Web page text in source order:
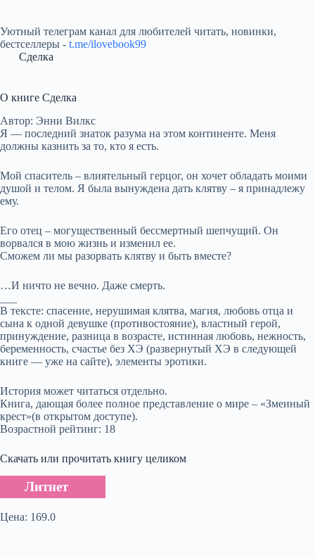
Уютный телеграм канал для любителей читать, новинки,
бестселлеры - t.me/ilovebook99
Сделка
О книге Сделка
Автор: Энни Вилкс
Я — последний знаток разума на этом континенте. Меня
должны казнить за то, кто я есть.
Мой спаситель – влиятельный герцог, он хочет обладать моими
душой и телом. Я была вынуждена дать клятву – я принадлежу
ему.
Его отец – могущественный бессмертный шепчущий. Он
ворвался в мою жизнь и изменил ее.
Сможем ли мы разорвать клятву и быть вместе?
…И ничто не вечно. Даже смерть.
В тексте: спасение, нерушимая клятва, магия, любовь отца и
сына к одной девушке (противостояние), властный герой,
принуждение, разница в возрасте, истинная любовь, нежность,
беременность, счастье без ХЭ (развернутый ХЭ в следующей
книге — уже на сайте), элементы эротики.
История может читаться отдельно.
Книга, дающая более полное представление о мире – «Змеиный
крест»(в открытом доступе).
Возрастной рейтинг: 18
Скачать или прочитать книгу целиком
Литнет
Цена: 169.0